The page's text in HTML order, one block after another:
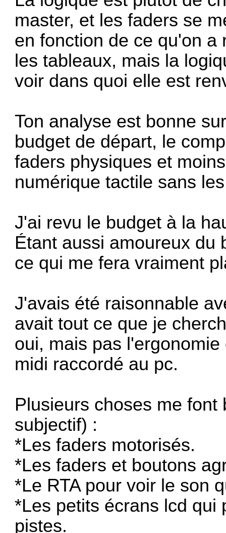
master, et les faders se
en fonction de ce qu'on a
les tableaux, mais la
voir dans quoi elle est
Ton analyse est bonne
budget de départ, le
faders physiques et
numérique tactile sans
J'ai revu le budget à la
Étant aussi amoureux du
ce qui me fera vraiment
J'avais été raisonnable
avait tout ce que je
oui, mais pas
midi raccordé au pc.
Plusieurs choses me
subjectif) :
*Les faders motorisés.
*Les faders et boutons
*Le RTA pour voir le son
*Les petits écrans lcd qui
pistes.